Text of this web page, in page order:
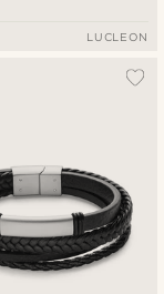
LUCLEON